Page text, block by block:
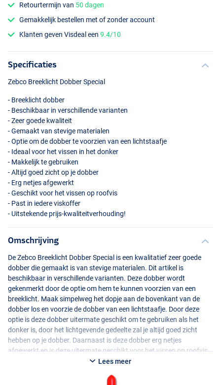
Retourtermijn van 50 dagen
Gemakkelijk bestellen met of zonder account
Klanten geven Visdeal een9.4/10
Specificaties
Zebco Breeklicht Dobber Special
- Breeklicht dobber
- Beschikbaar in verschillende varianten
- Zeer goede kwaliteit
- Gemaakt van stevige materialen
- Optie om de dobber te voorzien van een lichtstaafje
- Ideaal voor het vissen in het donker
- Makkelijk te gebruiken
- Altijd goed zicht op je dobber
- Erg netjes afgewerkt
- Geschikt voor het vissen op roofvis
- Past in iedere viskoffer
- Uitstekende prijs-kwaliteitverhouding!
Omschrijving
De Zebco Breeklicht Dobber Special is een kwalitatief zeer goede
dobber die gemaakt is van stevige materialen. Dit artikel is
beschikbaar in verschillende varianten. Deze dobber wordt
gekenmerkt door de optie om hem te kunnen voorzien van een
breeklicht. Maak simpelweg het dopje aan de bovenkant van de
dobber los en voorzie de dobber van een lichtstaafje. Door deze
optie is deze dobber uitermate geschikt om te gebruiken als het
donker is, door het lichtgevende gedeelte zal je altijd goed zicht
hebben op je dobber. Daarnaast is deze dobber erg netjes
afgewerkt en is deze uitermate geschikt voor het vissen op roofvis.
Al met al een dobber van topkwaliteit die in iedere viskoffer past
Lees meer